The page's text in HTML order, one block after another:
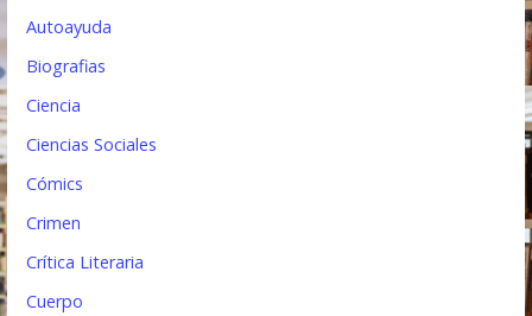
Autoayuda
Biografias
Ciencia
Ciencias Sociales
Cómics
Crimen
Crítica Literaria
Cuerpo